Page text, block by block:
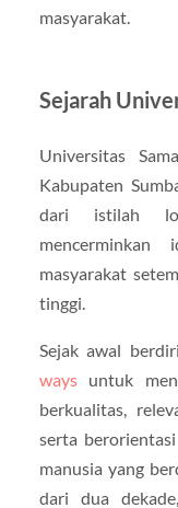
masyarakat.
Sejarah
Universitas
Kabupaten
dari istilah
mencerminkan
masyarakat
tinggi.
Sejak awal
waysuntuk
berkualitas,
serta
manusia yang
dari dua